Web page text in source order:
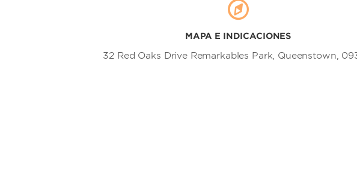
MAPA E INDICACIONES
32 Red Oaks Drive Remarkables Park, Queenstown,